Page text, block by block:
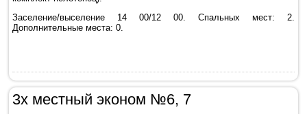
Заселение/выселение 14 00/12 00. Спальных мест: 2.
Дополнительные места: 0.
3х местный эконом №6, 7